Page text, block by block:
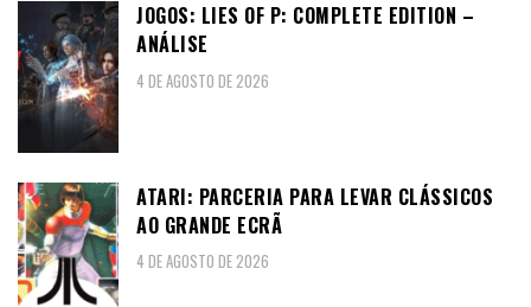
JOGOS: LIES OF P: COMPLETE EDITION –
ANÁLISE
4 DE AGOSTO DE 2026
ATARI: PARCERIA PARA LEVAR CLÁSSICOS
AO GRANDE ECRÃ
4 DE AGOSTO DE 2026